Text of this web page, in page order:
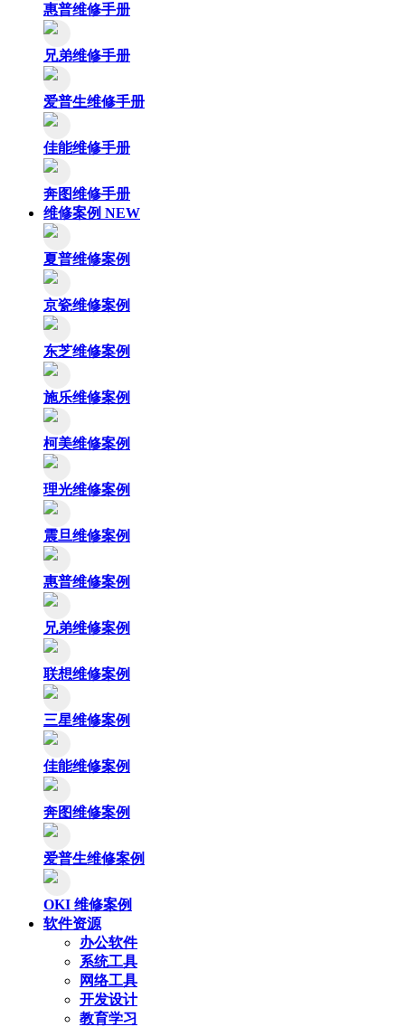
惠普维修手册
兄弟维修手册
爱普生维修手册
佳能维修手册
奔图维修手册
维修案例 NEW
夏普维修案例
京瓷维修案例
东芝维修案例
施乐维修案例
柯美维修案例
理光维修案例
震旦维修案例
惠普维修案例
兄弟维修案例
联想维修案例
三星维修案例
佳能维修案例
奔图维修案例
爱普生维修案例
OKI 维修案例
软件资源
办公软件
系统工具
网络工具
开发设计
教育学习